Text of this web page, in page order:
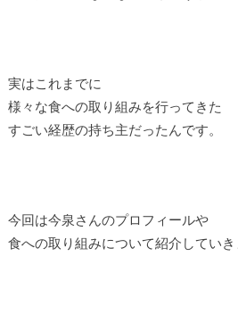
実はこれまでに
様々な食への取り組みを行ってきた
すごい経歴の持ち主だったんです。
今回は今泉さんのプロフィールや
食への取り組みについて紹介していき